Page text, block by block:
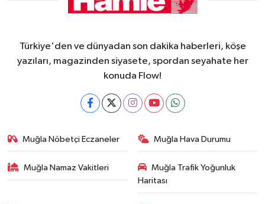
Türkiye'den ve dünyadan son dakika haberleri, köşe
yazıları, magazinden siyasete, spordan seyahate her
konuda Flow!
Muğla Nöbetçi Eczaneler Muğla Hava Durumu
Muğla Namaz Vakitleri
Muğla Trafik Yoğunluk
Haritası